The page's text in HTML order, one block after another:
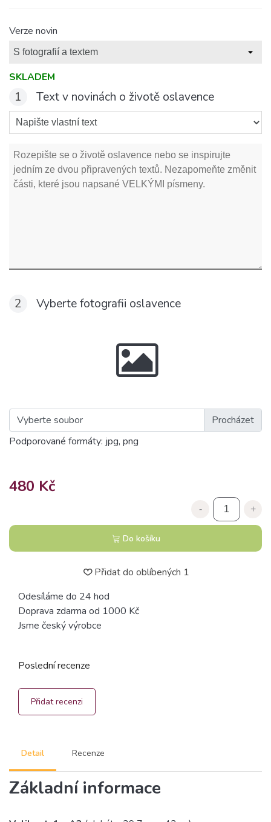
Verze novin
SKLADEM
480 Kč
- +
Do košíku
1 Text v novinách o životě oslavence
2 Vyberte fotografii oslavence
Vyberte soubor
Podporované formáty: jpg, png
Přidat do oblíbených 1
Odesíláme do 24 hod
Doprava zdarma od 1000 Kč
Jsme český výrobce
Detail Recenze
Základní informace
Poslední recenze
Přidat recenzi